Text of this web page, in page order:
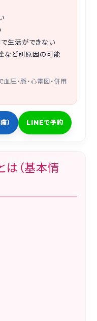
生活ができない
など別原因の可能
圧・脈・心電図・併用
） LINEで予約
は（基本情